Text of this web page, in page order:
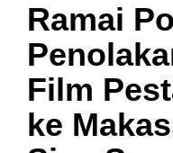
Ramai
Film
ke